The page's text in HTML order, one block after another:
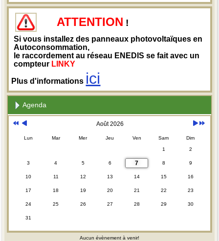
ATTENTION !
Si vous installez des panneaux photovoltaïques en
Autoconsommation,
le raccordement au réseau ENEDIS se fait avec un
compteur LINKY
Plus d'informations ici
Agenda
Août 2026
Lun Mar Mer Jeu Ven Sam Dim
1 2
3 4 5 6 7 8 9
10 11 12 13 14 15 16
17 18 19 20 21 22 23
24 25 26 27 28 29 30
31
Aucun évènement à venir!